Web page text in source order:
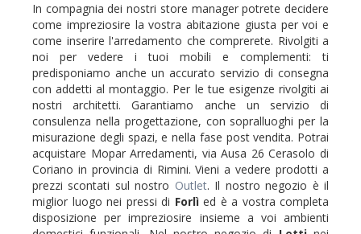
In compagnia dei nostri store manager potrete decidere
come impreziosire la vostra abitazione giusta per voi e
come inserire l'arredamento che comprerete. Rivolgiti a
noi per vedere i tuoi mobili e complementi: ti
predisponiamo anche un accurato servizio di consegna
con addetti al montaggio. Per le tue esigenze rivolgiti ai
nostri architetti. Garantiamo anche un servizio di
consulenza nella progettazione, con sopralluoghi per la
misurazione degli spazi, e nella fase post vendita. Potrai
acquistare Mopar Arredamenti, via Ausa 26 Cerasolo di
Coriano in provincia di Rimini. Vieni a vedere prodotti a
prezzi scontati sul nostro Outlet. Il nostro negozio è il
miglior luogo nei pressi di Forlìed è a vostra completa
disposizione per impreziosire insieme a voi ambienti